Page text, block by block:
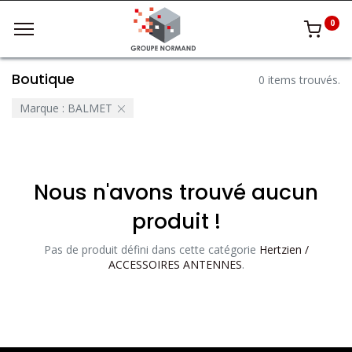
0
Boutique
0 items trouvés.
Marque : BALMET
Nous n'avons trouvé aucun
produit !
Pas de produit défini dans cette catégorie Hertzien /
ACCESSOIRES ANTENNES.